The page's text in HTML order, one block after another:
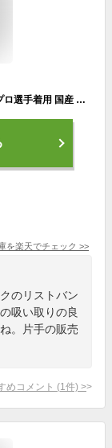
あす楽 blueeq ブルイク リストバンド 片手 11cm プロ選手着用 国産 プロコットン100％ BQAC-00002 beq22ss
を楽天でチェック >>
のリストバン
吸い取りの良
。片手の販売
めコメント (1 件) >